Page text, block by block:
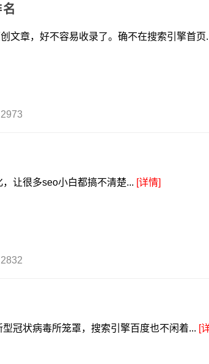
，好不容易收录了。确不在搜索引擎首页
让很多seo小白都搞不清楚... [详情]
病毒所笼罩，搜索引擎百度也不闲着... [